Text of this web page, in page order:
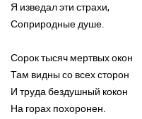
Я изведал эти страхи,
Соприродные душе.
Сорок тысяч мертвых окон
Там видны со всех сторон
И труда бездушный кокон
На горах похоронен.